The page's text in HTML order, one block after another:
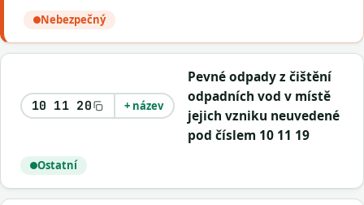
Nebezpečný
10 11 20 + název
Pevné odpady z čištění
odpadních vod v místě
jejich vzniku neuvedené
pod číslem 10 11 19
Ostatní